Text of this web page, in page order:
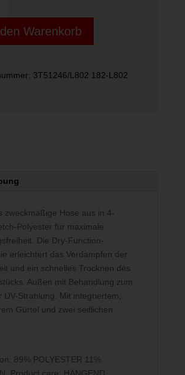
Warenkorb
3T51246/L802 182-L802
zweckmäßige Hose aus in 4-
Polyester für maximale
Die Dry-Function-
erleichtert das Verdampfen der
und ein schnelles Trocknen des
Außen mit Behandlung zum
UV-Strahlung. Mit integriertem,
Gürtel und zwei seitlichen
89% POLYESTER 11%